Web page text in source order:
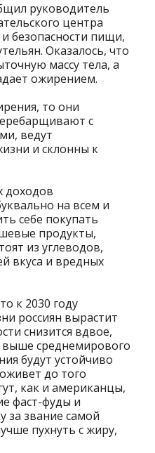
руководитель
центра
безопасности пищи,
Оказалось, что
массу тела, а
ожирением.
то они
с
ведут
и склонны к
доходов
на всем и
себе покупать
продукты,
из углеводов,
вкуса и вредных
к 2030 году
россиян вырастит
снизится вдвое,
среднемирового
будут устойчиво
до того
как и американцы,
фаст-фуды и
за звание самой
пухнуть с жиру,